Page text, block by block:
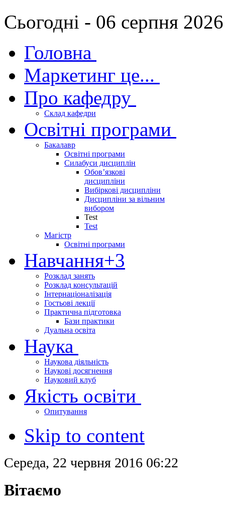
Сьогодні - 06 серпня
Головна
Маркетинг це...
Про кафедру
Склад кафедри
Освітні програми
Бакалавр
Освітні програми
Силабуси дисциплін
Обов’язкові
дисципліни
Вибіркові дисципліни
Дисципліни за вільним
вибором
Test
Test
Магістр
Освітні програми
Навчання+3
Розклад занять
Розклад консультацій
Інтернаціоналізація
Гостьові лекції
Практична підготовка
Бази практики
Дуальна освіта
Наука
Наукова діяльність
Наукові досягнення
Науковий клуб
Якість освіти
Опитування
Skip to content
Середа, 22 червня 2016 06:22
Вітаємо